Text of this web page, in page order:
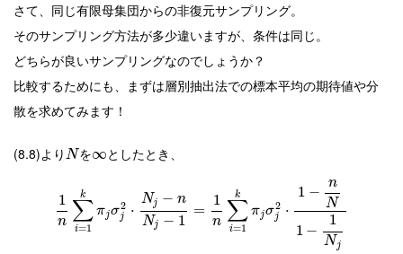
さて、同じ有限母集団からの非復元サンプリング。
そのサンプリング方法が多少違いますが、条件は同じ。
どちらが良いサンプリングなのでしょうか？
比較するためにも、まずは層別抽出法での標本平均の期待値や分
散を求めてみます！
(8.8)よりNを∞としたとき、
1
n ∑
i=1
k
πjσ2
j ⋅
Nj − n
Nj − 1
=
1
n ∑
i=1
k
πjσ2
j ⋅
1 −
n
N
1 −
1
Nj